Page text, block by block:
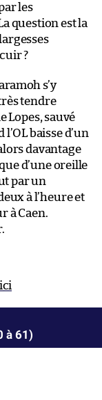
les
question est la
?
s’y
tendre
Lopes, sauvé
baisse d’un
davantage
d’une oreille
par un
à l’heure et
à Caen.
à 61)